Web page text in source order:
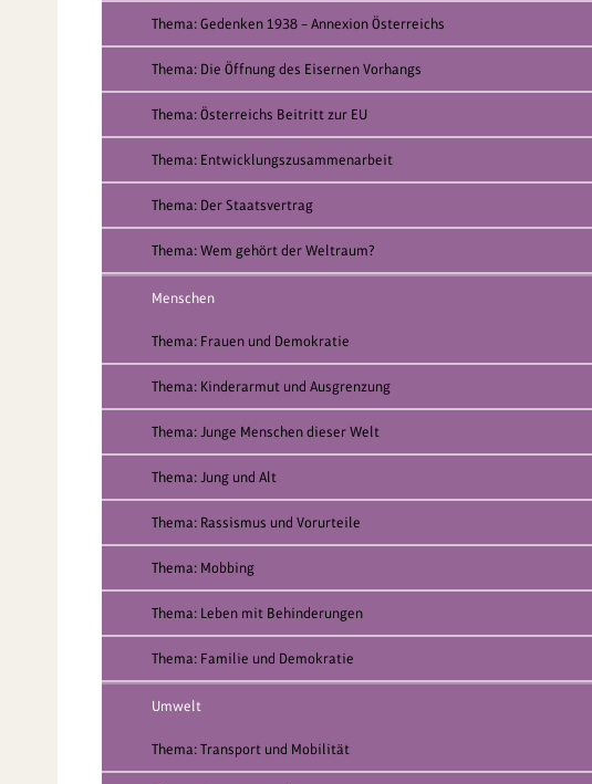
Thema: Gedenken 1938 – Annexion Österreichs
Thema: Die Öffnung des Eisernen Vorhangs
Thema: Österreichs Beitritt zur EU
Thema: Entwicklungszusammenarbeit
Thema: Der Staatsvertrag
Thema: Wem gehört der Weltraum?
Menschen
Thema: Frauen und Demokratie
Thema: Kinderarmut und Ausgrenzung
Thema: Junge Menschen dieser Welt
Thema: Jung und Alt
Thema: Rassismus und Vorurteile
Thema: Mobbing
Thema: Leben mit Behinderungen
Thema: Familie und Demokratie
Umwelt
Thema: Transport und Mobilität